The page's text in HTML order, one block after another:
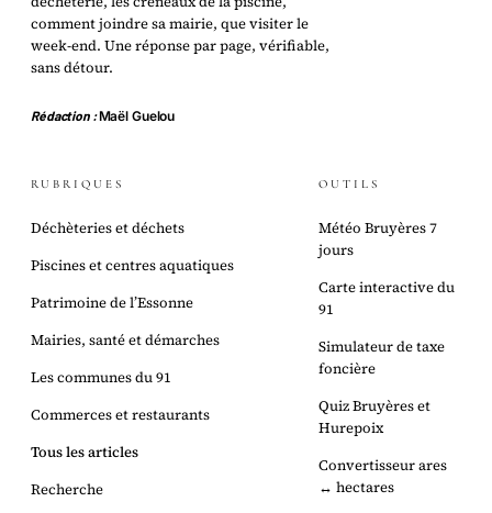
comment joindre sa mairie, que visiter le
week-end. Une réponse par page, vérifiable,
sans détour.
Rédaction :Maël Guelou
RUBRIQUES
Déchèteries et déchets
Piscines et centres aquatiques
Patrimoine de l’Essonne
Mairies, santé et démarches
Les communes du 91
Commerces et restaurants
Tous les articles
Recherche
OUTILS
Météo Bruyères 7
jours
Carte interactive du
91
Simulateur de taxe
foncière
Quiz Bruyères et
Hurepoix
Convertisseur ares
↔ hectares